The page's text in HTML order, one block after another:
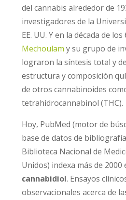
del cannabis alrededor de
investigadores de la
EE. UU. Y en la década de los
Mechoulam y su grupo de
lograron la síntesis total y
estructura y composición
de otros cannabinoides
tetrahidrocannabinol (THC).
Hoy, PubMed (motor de
base de datos de
Biblioteca Nacional de
Unidos) indexa más de
cannabidiol. Ensayos
observacionales acerca de